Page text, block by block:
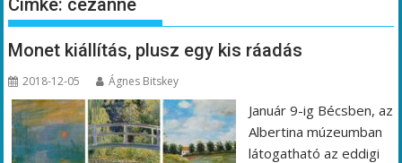
Címke: cézanne
Monet kiállítás, plusz egy kis ráadás
2018-12-05 Ágnes Bitskey
Január 9-ig Bécsben, az
Albertina múzeumban
látogatható az eddigi